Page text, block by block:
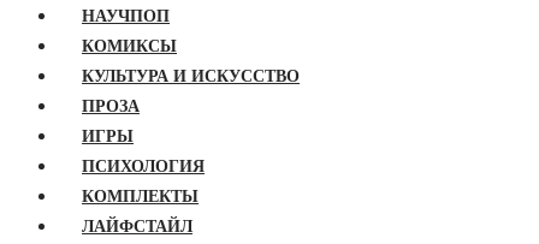
НАУЧПОП
КОМИКСЫ
КУЛЬТУРА И ИСКУССТВО
ПРОЗА
ИГРЫ
ПСИХОЛОГИЯ
КОМПЛЕКТЫ
ЛАЙФСТАЙЛ